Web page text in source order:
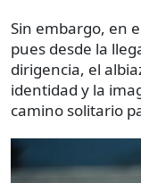
Sin embargo, en
pues desde la
dirigencia, el
identidad y la
camino solitario